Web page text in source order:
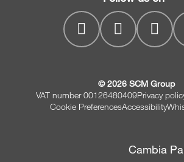
regruesadoras
CNC drilling centres
myPortal
© 2026 SCM Group
VAT number 00126480409Privacy
Cookie PreferencesAccessibility
Cambia